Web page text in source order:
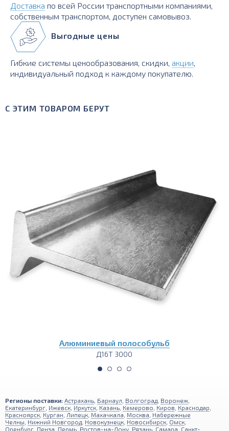
Доставка по всей России транспортными компаниями,
собственным транспортом, доступен самовывоз.
Выгодные цены
Гибкие системы ценообразования, скидки, акции,
индивидуальный подход к каждому покупателю.
С ЭТИМ ТОВАРОМ БЕРУТ
Алюминиевый полособульб
Д16Т 3000
Регионы поставки: Астрахань Барнаул Волгоград Воронеж
Екатеринбург Ижевск Иркутск Казань Кемерово Киров Краснодар
Красноярск Курган Липецк Махачкала Москва Набережные
Челны Нижний Новгород Новокузнецк Новосибирск Омск
Оренбург Пенза Пермь Ростов-на-Дону Рязань Самара Санкт-